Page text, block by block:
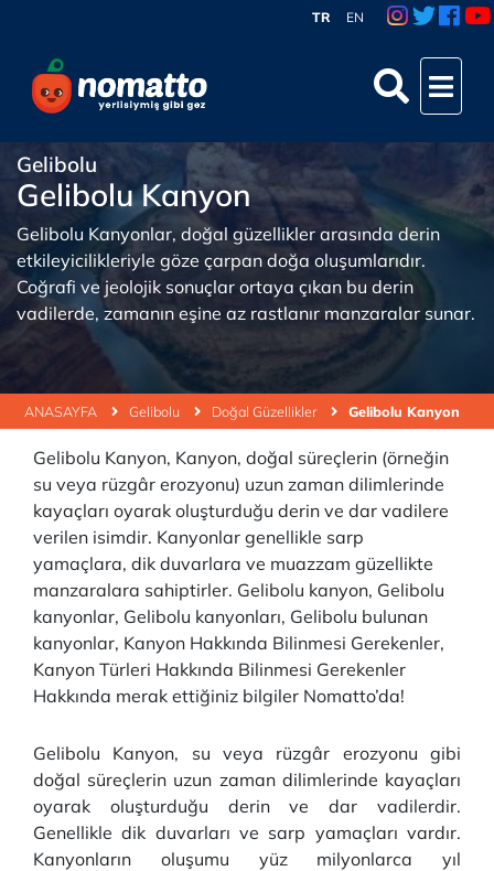
TR EN
ANASAYFA Gelibolu Doğal Güzellikler Gelibolu Kanyon
Gelibolu
Gelibolu Kanyon
Gelibolu Kanyonlar, doğal güzellikler arasında derin
etkileyicilikleriyle göze çarpan doğa oluşumlarıdır.
Coğrafi ve jeolojik sonuçlar ortaya çıkan bu derin
vadilerde, zamanın eşine az rastlanır manzaralar sunar.
Gelibolu Kanyon, Kanyon, doğal süreçlerin (örneğin
su veya rüzgâr erozyonu) uzun zaman dilimlerinde
kayaçları oyarak oluşturduğu derin ve dar vadilere
verilen isimdir. Kanyonlar genellikle sarp
yamaçlara, dik duvarlara ve muazzam güzellikte
manzaralara sahiptirler. Gelibolu kanyon, Gelibolu
kanyonlar, Gelibolu kanyonları, Gelibolu bulunan
kanyonlar, Kanyon Hakkında Bilinmesi Gerekenler,
Kanyon Türleri Hakkında Bilinmesi Gerekenler
Hakkında merak ettiğiniz bilgiler Nomatto’da!
Gelibolu Kanyon, su veya rüzgâr erozyonu gibi
doğal süreçlerin uzun zaman dilimlerinde kayaçları
oyarak oluşturduğu derin ve dar vadilerdir.
Genellikle dik duvarları ve sarp yamaçları vardır.
Kanyonların oluşumu yüz milyonlarca yıl